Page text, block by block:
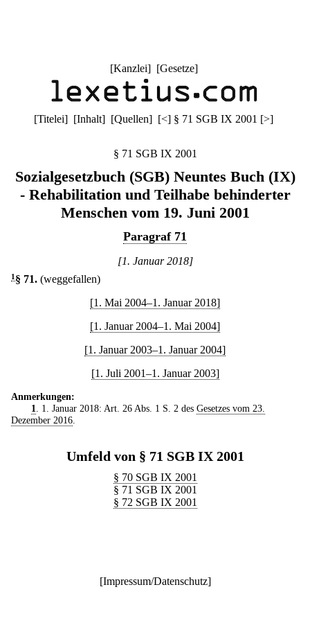
[Kanzlei] [Gesetze]
[Titelei] [Inhalt] [Quellen] [<] § 71 SGB IX 2001 [>]
§ 71 SGB IX 2001
Sozialgesetzbuch (SGB) Neuntes Buch (IX)
- Rehabilitation und Teilhabe behinderter
Menschen vom 19. Juni 2001
Paragraf 71
[1. Januar 2018]
1 § 71. (weggefallen)
[1. Mai 2004–1. Januar 2018]
[1. Januar 2004–1. Mai 2004]
[1. Januar 2003–1. Januar 2004]
[1. Juli 2001–1. Januar 2003]
Anmerkungen:
1
. 1. Januar 2018: Art. 26 Abs. 1 S. 2 des Gesetzes vom 23.
Dezember 2016
Umfeld von § 71 SGB IX 2001
§ 70 SGB IX 2001
§ 71 SGB IX 2001
§ 72 SGB IX 2001
[Impressum/Datenschutz]